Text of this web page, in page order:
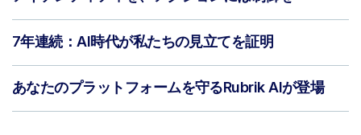
7年連続：AI時代が私たちの見立てを証明
あなたのプラットフォームを守るRubrik AIが登場